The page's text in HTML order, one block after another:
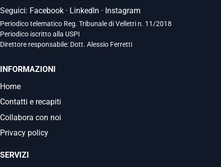
Seguici: Facebook · LinkedIn · Instagram
Periodico telematico Reg. Tribunale di Velletri n. 11/2018
Periodico iscritto alla USPI
Direttore responsabile: Dott. Alessio Ferretti
INFORMAZIONI
Home
Contatti e recapiti
Collabora con noi
Privacy policy
SERVIZI